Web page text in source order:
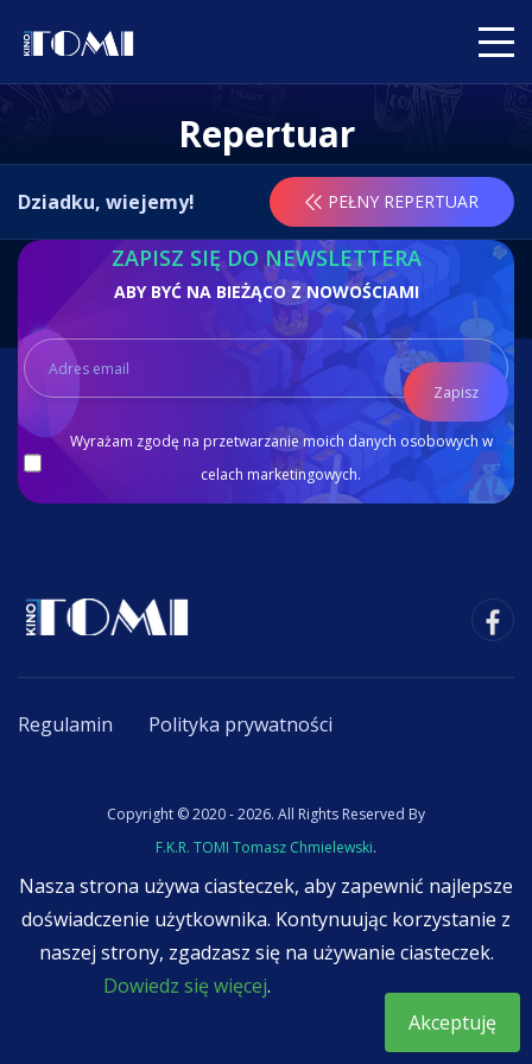
Nasza strona używa ciasteczek, aby zapewnić najlepsze
doświadczenie użytkownika. Kontynuując korzystanie z
naszej strony, zgadzasz się na używanie ciasteczek.
Dowiedz się więcej.
Akceptuję
Repertuar
PEŁNY REPERTUAR
Dziadku, wiejemy!
ZAPISZ SIĘ DO NEWSLETTERA
ABY BYĆ NA BIEŻĄCO Z NOWOŚCIAMI
Zapisz
Wyrażam zgodę na przetwarzanie moich danych osobowych w
celach marketingowych.
Regulamin Polityka prywatności
Copyright © 2020 - 2026. All Rights Reserved By
F.K.R. TOMI Tomasz Chmielewski.